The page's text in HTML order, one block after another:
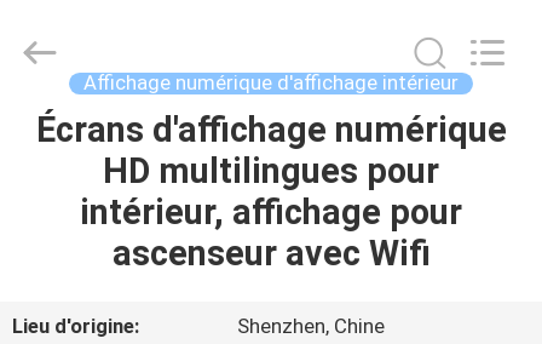
MAISON
Interactive
Technology
Reserved.
Affichage numérique d'affichage intérieur
Écrans d'affichage numérique
HD multilingues pour
intérieur, affichage pour
ascenseur avec Wifi
Lieu d'origine:
Shenzhen, Chine